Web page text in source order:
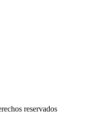
reservados